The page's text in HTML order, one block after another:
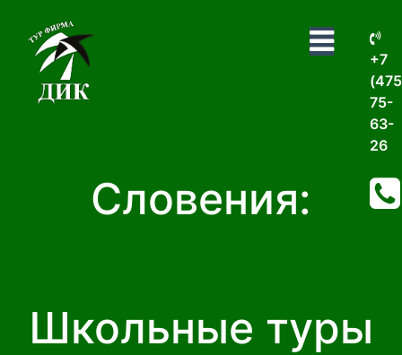
+7
75-
63-
26
Словения:
Школьные туры